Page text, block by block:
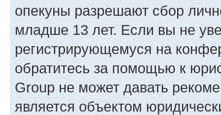
опекуны разрешают сбор
младше 13 лет. Если вы не
регистрирующемуся на
обратитесь за помощью к
Group не может давать
является объектом